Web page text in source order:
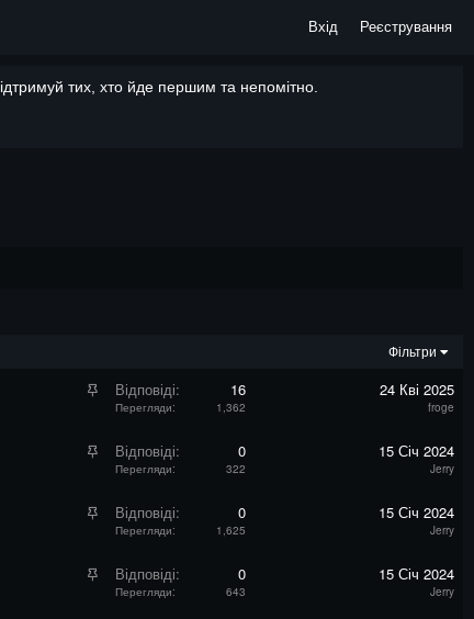
Вхід Реєстрування
тих, хто йде першим та непомітно.
Фільтри
З
р
Відповіді 16
Перегляди 1,362
24 Кві 2025
froge
З
р
Відповіді 0
Перегляди 322
15 Січ 2024
Jerry
З
р
Відповіді 0
Перегляди 1,625
15 Січ 2024
Jerry
З
Відповіді 0
Перегляди 643
15 Січ 2024
Jerry